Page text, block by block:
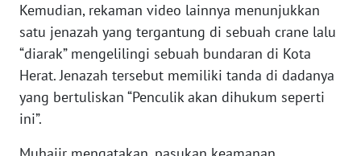
Kemudian, rekaman video lainnya menunjukkan
satu jenazah yang tergantung di sebuah crane lalu
“diarak” mengelilingi sebuah bundaran di Kota
Herat. Jenazah tersebut memiliki tanda di dadanya
yang bertuliskan “Penculik akan dihukum seperti
ini”.
REDAKSI
KARIR
DISCLAIMER